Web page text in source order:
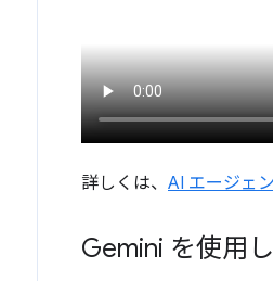
詳しくは、 AI エージェ
Gemini を使用